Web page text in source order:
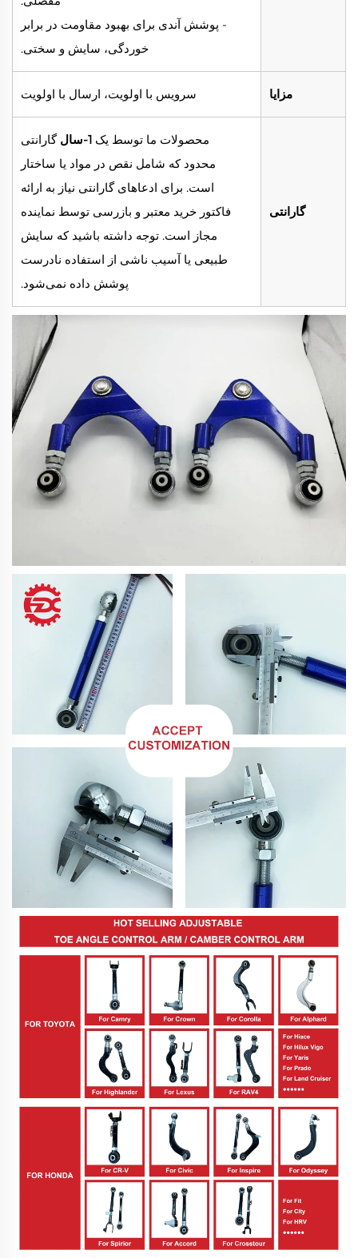
- پوشش آندی برای بهبود مقاومت در برابر
خوردگی، سایش و سختی.
مزایا سرویس با اولویت، ارسال با اولویت
گارانتی
محصولات ما توسط یک 1-سال
گارانتی
محدود که شامل نقص در مواد یا ساختار
است. برای ادعاهای گارانتی نیاز به ارائه
فاکتور خرید معتبر و بازرسی توسط نماینده
مجاز است. توجه داشته باشید که سایش
طبیعی یا آسیب ناشی از استفاده نادرست
پوشش داده نمی‌شود.